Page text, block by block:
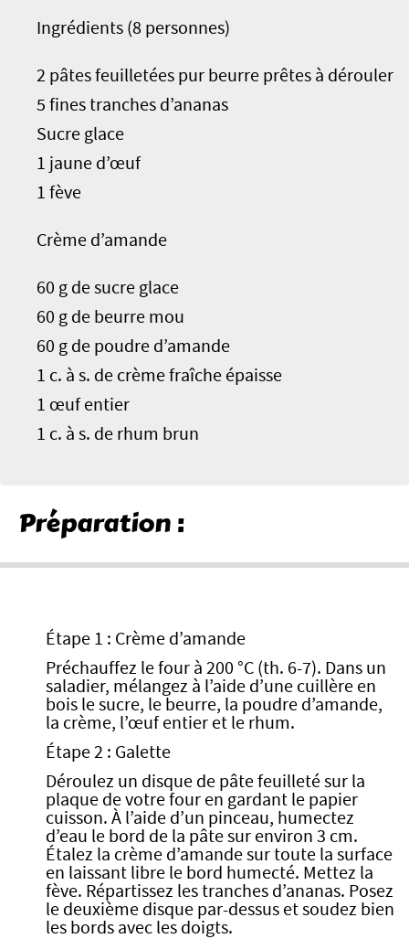
Ingrédients (8 personnes)
2 pâtes feuilletées pur beurre prêtes à dérouler
5 fines tranches d’ananas
Sucre glace
1 jaune d’œuf
1 fève
Crème d’amande
60 g de sucre glace
60 g de beurre mou
60 g de poudre d’amande
1 c. à s. de crème fraîche épaisse
1 œuf entier
1 c. à s. de rhum brun
Préparation :
Étape 1 : Crème d’amande
Préchauffez le four à 200 °C (th. 6-7). Dans un
saladier, mélangez à l’aide d’une cuillère en
bois le sucre, le beurre, la poudre d’amande,
la crème, l’œuf entier et le rhum.
Étape 2 : Galette
Déroulez un disque de pâte feuilleté sur la
plaque de votre four en gardant le papier
cuisson. À l’aide d’un pinceau, humectez
d’eau le bord de la pâte sur environ 3 cm.
Étalez la crème d’amande sur toute la surface
en laissant libre le bord humecté. Mettez la
fève. Répartissez les tranches d’ananas. Posez
le deuxième disque par-dessus et soudez bien
les bords avec les doigts.